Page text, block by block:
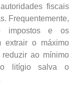
fiscais
Frequentemente,
impostos e os
extrair o máximo
ao mínimo
o litígio salva o